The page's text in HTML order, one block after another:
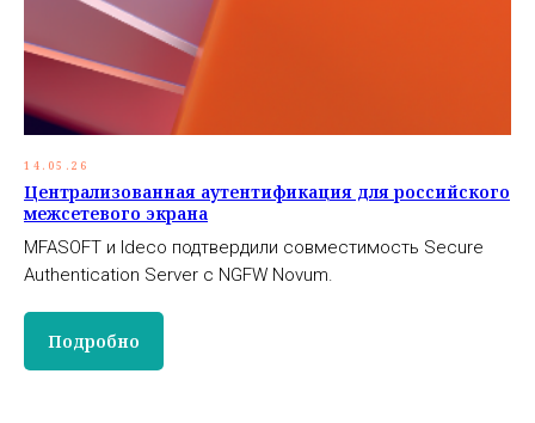
14.05.26
Централизованная аутентификация для российского
межсетевого экрана
MFASOFT и Ideco подтвердили совместимость Secure
Authentication Server с NGFW Novum.
Подробно